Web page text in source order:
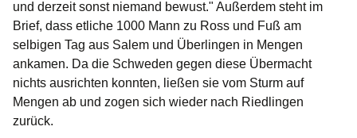
und derzeit sonst niemand bewust." Außerdem steht im
Brief, dass etliche 1000 Mann zu Ross und Fuß am
selbigen Tag aus Salem und Überlingen in Mengen
ankamen. Da die Schweden gegen diese Übermacht
nichts ausrichten konnten, ließen sie vom Sturm auf
Mengen ab und zogen sich wieder nach Riedlingen
zurück.